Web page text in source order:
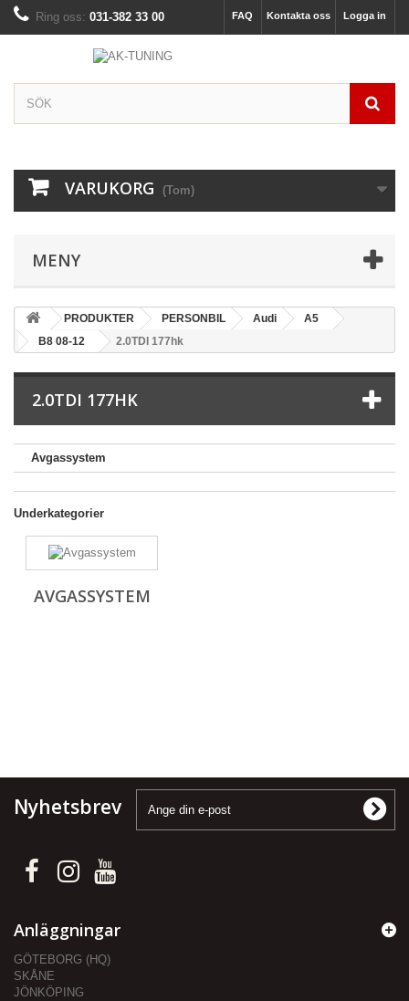
Logga in
Kontakta oss
FAQ
Ring oss: 031-382 33 00
VARUKORG (Tom)
MENY
PRODUKTER PERSONBIL Audi
A5
B8 08-12
2.0TDI 177hk
2.0TDI 177HK
Avgassystem
Underkategorier
AVGASSYSTEM
Nyhetsbrev
Anläggningar
GÖTEBORG (HQ)
SKÅNE
JÖNKÖPING